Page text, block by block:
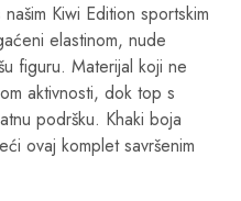
Kiwi Edition sportskim
elastinom, nude
figuru. Materijal koji ne
aktivnosti, dok top s
podršku. Khaki boja
ovaj komplet savršenim